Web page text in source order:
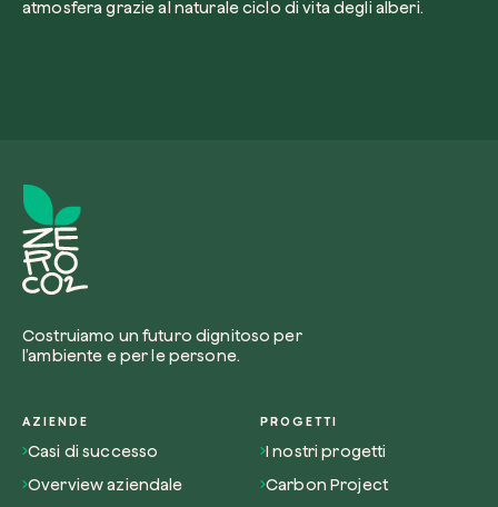
atmosfera grazie al naturale ciclo di vita degli alberi.
Costruiamo un futuro dignitoso per
l’ambiente e per le persone.
AZIENDE
Casi di successo
Overview aziendale
PROGETTI
I nostri progetti
Carbon Project